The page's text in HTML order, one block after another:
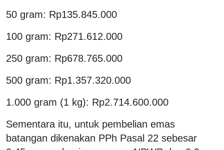
50 gram: Rp135.845.000
100 gram: Rp271.612.000
250 gram: Rp678.765.000
500 gram: Rp1.357.320.000
1.000 gram (1 kg): Rp2.714.600.000
Sementara itu, untuk pembelian emas
batangan dikenakan PPh Pasal 22 sebesar